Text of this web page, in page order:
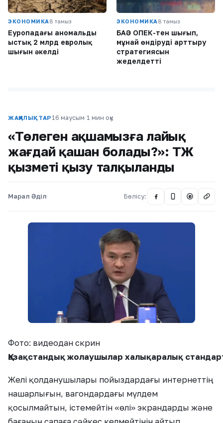
ЭКОНОМИКА8 тамыз
Еуропадағы аномальды
ыстық 2 млрд евролық
шығын әкелді
ЭКОНОМИКА8 тамыз
БАӘ ОПЕК-тен шығып,
мұнай өндіруді арттыру
стратегиясын
жеделдетті
ЖАҢАЛЫҚТАР 16 маусым·1 мин оқу
«Төлеген ақшамызға лайық
жағдай қашан болады?»: ҚТЖ
қызметі қызу талқыланды
Марал Әділ Бөлісу: @
Фото: видеодан скрин
Қазақстандық жолаушылар халықаралық
Желі қолданушылары пойыздардағы интернеттің
нашарлығын, вагондардағы мүлдем
қосылмайтын, істемейтін «өлі» экрандарды және